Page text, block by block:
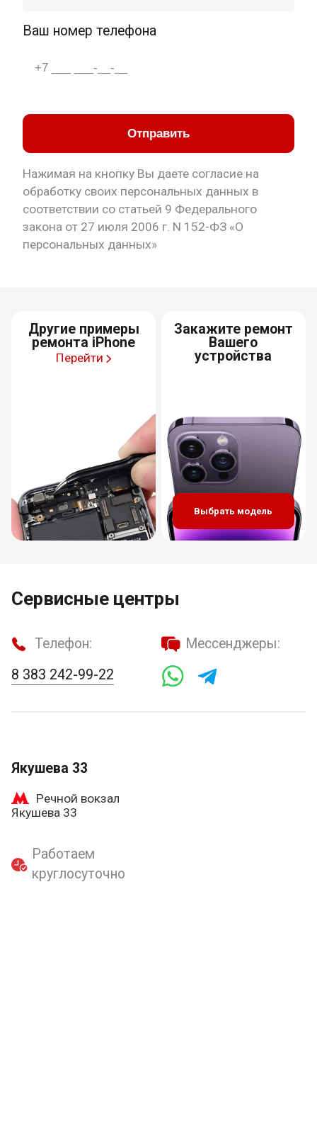
Ваш номер телефона
Отправить
Нажимая на кнопку Вы даете согласие на
обработку своих персональных данных в
соответствии со статьей 9 Федерального
закона от 27 июля 2006 г. N 152-ФЗ «О
персональных данных»
Другие примеры
ремонта iPhone
Перейти
Закажите ремонт
Вашего
устройства
Выбрать модель
Сервисные центры
Телефон:
8 383 242-99-22
Мессенджеры:
Якушева 33
Речной вокзал
Якушева 33
Работаем
круглосуточно